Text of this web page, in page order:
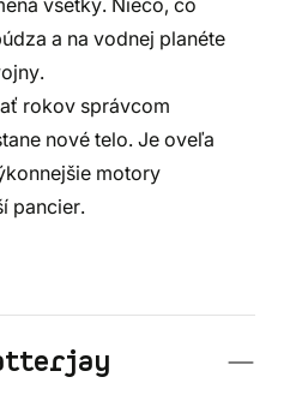
všetky. Niečo, čo
a na vodnej planéte
rokov správcom
nové telo. Je oveľa
motory
pancier.